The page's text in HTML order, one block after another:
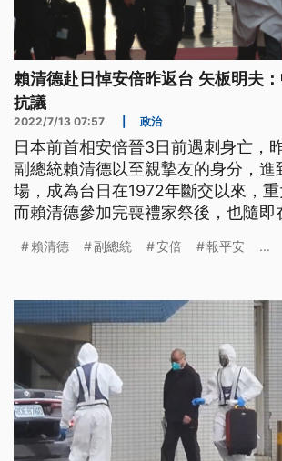
賴清德赴日悼安倍昨返台 矢板明夫
抗議
2022/7/13 07:57 政治
日本前首相安倍晉3日前遇刺身亡，
副總統賴清德以至親摯友的身分，進
場，成為台日在1972年斷交以來，重
而賴清德參加完喪禮家祭後，也隨即
賴清德 副總統 安倍 報平安 ...